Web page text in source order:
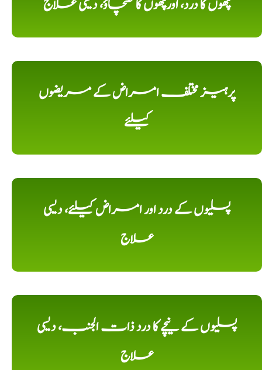
پٹھوں کا درد، اورپٹھوں کا کھنچاؤ، دیسی علاج
پرہیز مختلف امراض کے مریضوں
کیلئے
پسلیوں کے درد اور امراض کیلئے، دیسی
علاج
پسلیوں کے نیچے کا درد ذات الجنب، دیسی
علاج